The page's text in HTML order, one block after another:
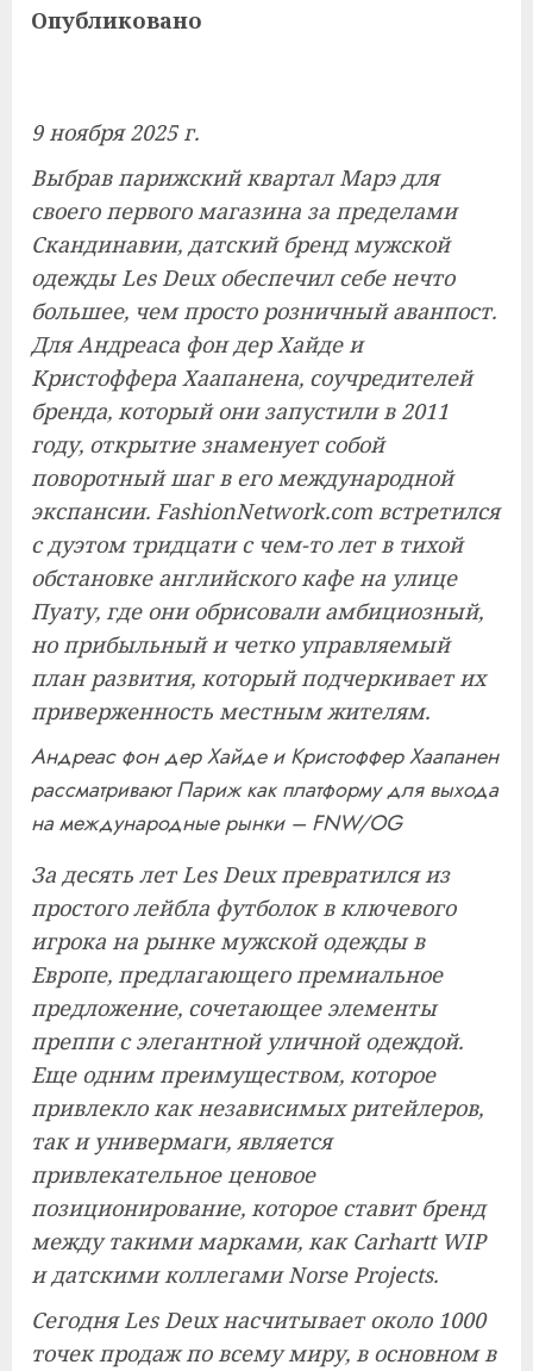
Опубликовано
9 ноября 2025 г.
Выбрав парижский квартал Марэ для
своего первого магазина за пределами
Скандинавии, датский бренд мужской
одежды Les Deux обеспечил себе нечто
большее, чем просто розничный аванпост.
Для Андреаса фон дер Хайде и
Кристоффера Хаапанена, соучредителей
бренда, который они запустили в 2011
году, открытие знаменует собой
поворотный шаг в его международной
экспансии. FashionNetwork.com встретился
с дуэтом тридцати с чем-то лет в тихой
обстановке английского кафе на улице
Пуату, где они обрисовали амбициозный,
но прибыльный и четко управляемый
план развития, который подчеркивает их
приверженность местным жителям.
Андреас фон дер Хайде и Кристоффер Хаапанен
рассматривают Париж как платформу для выхода
на международные рынки – FNW/OG
За десять лет Les Deux превратился из
простого лейбла футболок в ключевого
игрока на рынке мужской одежды в
Европе, предлагающего премиальное
предложение, сочетающее элементы
преппи с элегантной уличной одеждой.
Еще одним преимуществом, которое
привлекло как независимых ритейлеров,
так и универмаги, является
привлекательное ценовое
позиционирование, которое ставит бренд
между такими марками, как Carhartt WIP
и датскими коллегами Norse Projects.
Сегодня Les Deux насчитывает около 1000
точек продаж по всему миру, в основном в